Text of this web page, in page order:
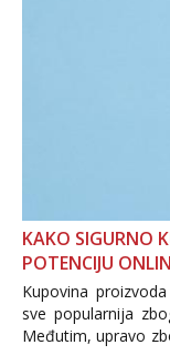
KAKO SIGURNO
POTENCIJU
Kupovina
sve popularnija
Međutim, upravo